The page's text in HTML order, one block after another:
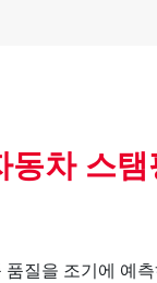
동차 스
질을 조기에 예